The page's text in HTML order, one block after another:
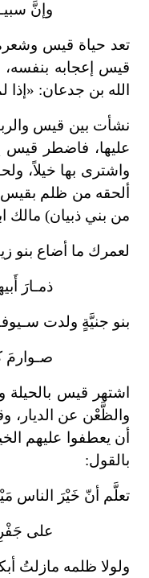
وإنَّ
تعد حياة قيس وشعره
قيس إعجابه بنفسه،
الله بن جدعان:
نشأت بين قيس
عليها، فاضطر قيس
واشترى بها خيلاً،
ألحقه من ظلم
من بني ذبيان) مالك
لعمرك ما أضاع
ذمـارَ
بنو جنيَّةٍ ولدت
صـوارمَ
اشتهر قيس بالحيلة
والظَّعْن عن الديار،
أن يعطفوا عليهم
بالقول:
تعلَّم أنّ خَيْرَ
على جَفْرِ
ولولا ظلمه